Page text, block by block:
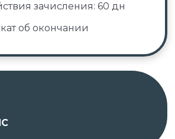
зачисления: 60 дн
об окончании